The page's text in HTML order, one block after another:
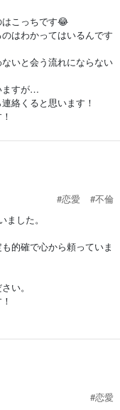
こっちです😂
はわかってはいるんです
いと会う流れにならない
ますが…
絡くると思います！
#恋愛
#不倫
した。
的確で心から頼っていま
い。
#恋愛